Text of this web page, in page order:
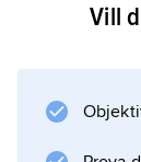
Gustaf
Vill